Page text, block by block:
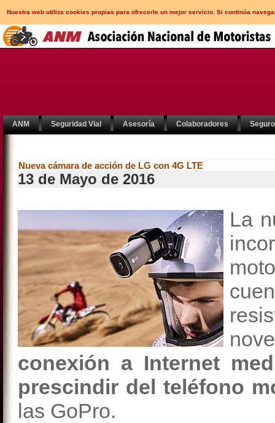
Nuestra web utiliza cookies propias para ofrecerle un mejor servicio. Si continúa
ANM Seguridad Vial Asesoría Colaboradores
Nueva cámara de acción de LG con 4G LTE
13 de Mayo de 2016
La
conexión a Internet
prescindir del teléfono
las GoPro.